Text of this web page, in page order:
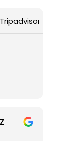
Tripadvisor